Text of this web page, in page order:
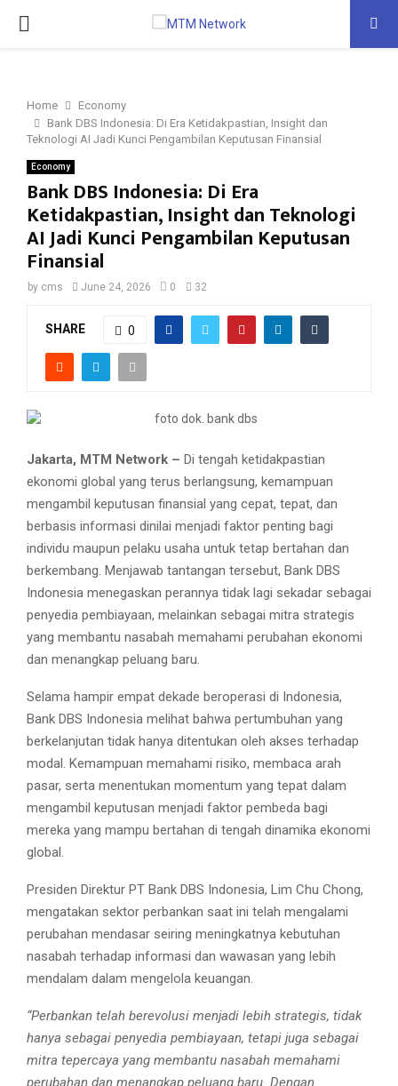
PRIMARY
Home
Economy
Bank DBS Indonesia: Di Era Ketidakpastian, Insight dan
Teknologi AI Jadi Kunci Pengambilan Keputusan Finansial
Economy
Bank DBS Indonesia: Di Era
Ketidakpastian, Insight dan Teknologi
AI Jadi Kunci Pengambilan Keputusan
Finansial
by cms June 24, 2026 0 32
SHARE 0
Jakarta, MTM Network – Di tengah ketidakpastian
ekonomi global yang terus berlangsung, kemampuan
mengambil keputusan finansial yang cepat, tepat, dan
berbasis informasi dinilai menjadi faktor penting bagi
individu maupun pelaku usaha untuk tetap bertahan dan
berkembang. Menjawab tantangan tersebut, Bank DBS
Indonesia menegaskan perannya tidak lagi sekadar sebagai
penyedia pembiayaan, melainkan sebagai mitra strategis
yang membantu nasabah memahami perubahan ekonomi
dan menangkap peluang baru.
Selama hampir empat dekade beroperasi di Indonesia,
Bank DBS Indonesia melihat bahwa pertumbuhan yang
berkelanjutan tidak hanya ditentukan oleh akses terhadap
modal. Kemampuan memahami risiko, membaca arah
pasar, serta menentukan momentum yang tepat dalam
mengambil keputusan menjadi faktor pembeda bagi
mereka yang mampu bertahan di tengah dinamika ekonomi
global.
Presiden Direktur PT Bank DBS Indonesia, Lim Chu Chong,
mengatakan sektor perbankan saat ini telah mengalami
perubahan mendasar seiring meningkatnya kebutuhan
nasabah terhadap informasi dan wawasan yang lebih
mendalam dalam mengelola keuangan.
“Perbankan telah berevolusi menjadi lebih strategis, tidak
hanya sebagai penyedia pembiayaan, tetapi juga sebagai
mitra tepercaya yang membantu nasabah memahami
perubahan dan menangkap peluang baru. Dengan